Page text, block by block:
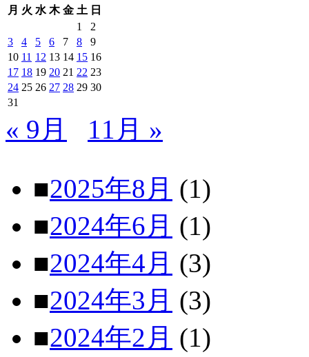
月 火 水 木 金 土 日
1
2
3
4 5 6 7 8
9
10 11 12 13 14 15 16
17 18 19 20 21 22 23
24 25 26 27 28 29 30
31
« 9月
11月 »
■2025年8月 (1)
■2024年6月 (1)
■2024年4月 (3)
■2024年3月 (3)
■2024年2月 (1)